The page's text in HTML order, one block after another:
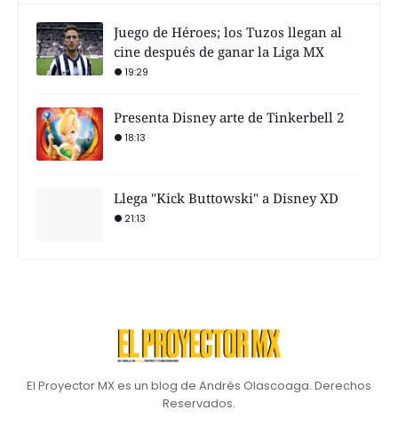
Juego de Héroes; los Tuzos llegan al
cine después de ganar la Liga MX
19:29
Presenta Disney arte de Tinkerbell 2
18:13
Llega "Kick Buttowski" a Disney XD
21:13
El Proyector MX es un blog de Andrés Olascoaga. Derechos
Reservados.